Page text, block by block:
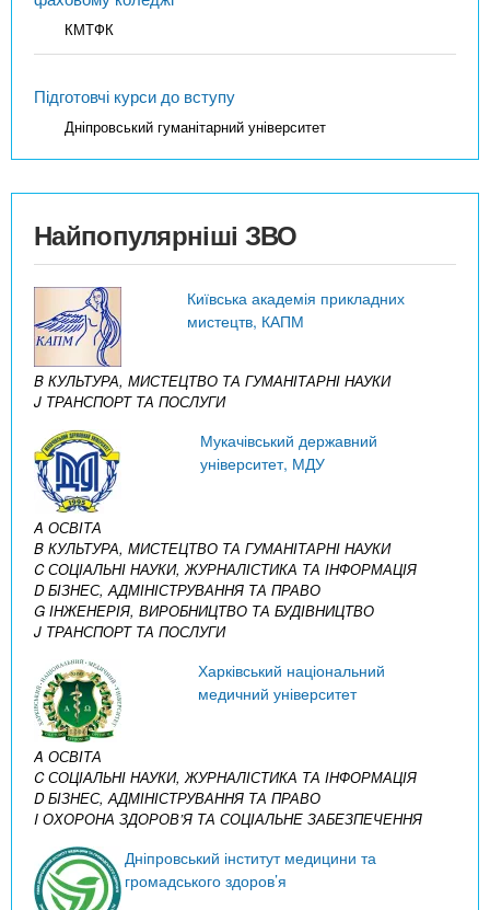
КМТФК
Підготовчі курси до вступу
Дніпровський гуманітарний університет
Найпопулярніші ЗВО
Київська академія прикладних
мистецтв, КАПМ
B КУЛЬТУРА, МИСТЕЦТВО ТА ГУМАНІТАРНІ НАУКИ
J ТРАНСПОРТ ТА ПОСЛУГИ
Мукачівський державний
університет, МДУ
A ОСВІТА
B КУЛЬТУРА, МИСТЕЦТВО ТА ГУМАНІТАРНІ НАУКИ
C СОЦІАЛЬНІ НАУКИ, ЖУРНАЛІСТИКА ТА ІНФОРМАЦІЯ
D БІЗНЕС, АДМІНІСТРУВАННЯ ТА ПРАВО
G ІНЖЕНЕРІЯ, ВИРОБНИЦТВО ТА БУДІВНИЦТВО
J ТРАНСПОРТ ТА ПОСЛУГИ
Харківський національний
медичний університет
A ОСВІТА
C СОЦІАЛЬНІ НАУКИ, ЖУРНАЛІСТИКА ТА ІНФОРМАЦІЯ
D БІЗНЕС, АДМІНІСТРУВАННЯ ТА ПРАВО
I ОХОРОНА ЗДОРОВ’Я ТА СОЦІАЛЬНЕ ЗАБЕЗПЕЧЕННЯ
Дніпровський інститут медицини та
громадського здоров’я